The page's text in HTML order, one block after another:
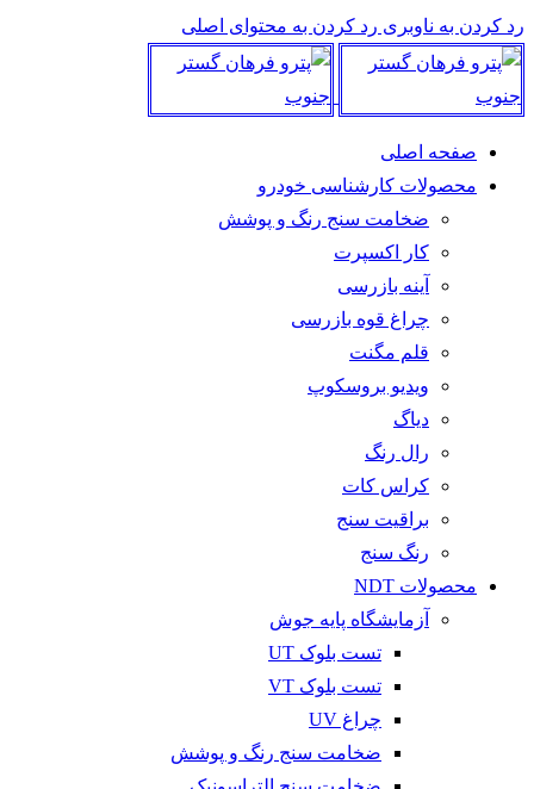
رد کردن به ناوبری رد کردن به محتوای اصلی
صفحه اصلی
محصولات کارشناسی خودرو
ضخامت سنج رنگ و پوشش
کار اکسپرت
آینه بازرسی
چراغ قوه بازرسی
قلم مگنت
ویدیو بروسکوپ
دیاگ
رال رنگ
کراس کات
براقیت سنج
رنگ سنج
محصولات NDT
آزمایشگاه پایه جوش
تست بلوک UT
تست بلوک VT
چراغ UV
ضخامت سنج رنگ و پوشش